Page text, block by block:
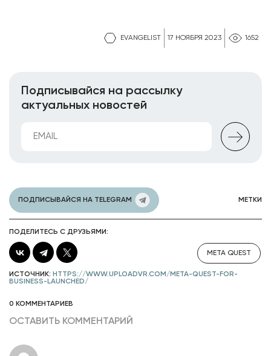
EVANGELIST 17 НОЯБРЯ 2023 1652
Подписывайся на рассылку
актуальных новостей
ПОДПИСЫВАЙСЯ НА TELEGRAM МЕТКИ
ПОДЕЛИТЕСЬ С ДРУЗЬЯМИ:
META QUEST
ИСТОЧНИК: HTTPS://WWW.UPLOADVR.COM/META-QUEST-FOR-
BUSINESS-LAUNCHED/
0 КОММЕНТАРИЕВ
ОСТАВИТЬ КОММЕНТАРИЙ